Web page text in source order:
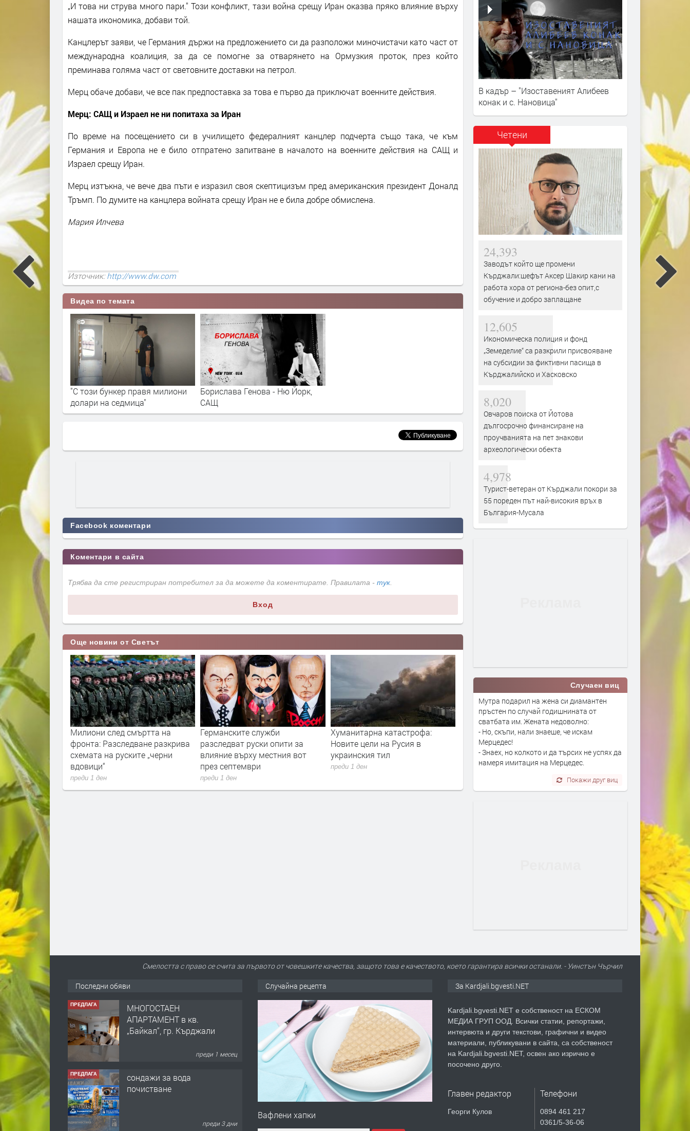
„И това ни струва много пари." Този конфликт, тази война срещу Иран оказва пряко влияние върху
нашата икономика, добави той.
Канцлерът заяви, че Германия държи на предложението си да разположи миночистачи като част от
международна коалиция, за да се помогне за отварянето на Ормузкия проток, през който
преминава голяма част от световните доставки на петрол.
Мерц обаче добави, че все пак предпоставка за това е първо да приключат военните действия.
Мерц: САЩ и Израел не ни попитаха за Иран
По време на посещението си в училището федералният канцлер подчерта също така, че към
Германия и Европа не е било отпратено запитване в началото на военните действия на САЩ и
Израел срещу Иран.
Мерц изтъкна, че вече два пъти е изразил своя скептицизъм пред американския президент Доналд
Тръмп. По думите на канцлера войната срещу Иран не е била добре обмислена.
Мария Илчева
Източник: http://www.dw.com
Видеа по темата
"С този бункер правя милиони
долари на седмица"
Борислава Генова - Ню Йорк,
САЩ
Facebook коментари
Коментари в сайта
Трябва да сте регистриран потребител за да можете да коментирате. Правилата - тук
Вход
Още новини от Светът
с пожарите
vs.
Милиони след смъртта на
фронта: Разследване разкрива
схемата на руските „черни
вдовици“
преди 1 ден
Германските служби
разследват руски опити за
влияние върху местния вот
през септември
преди 1 ден
Хуманитарна катастрофа:
Новите цели на Русия в
украинския тил
преди 1 ден
Дрон с експлозив е открит на
летището в Лайпциг
преди 1 ден
Сеута след трагедията:
трафикантите?
В кадър – "Изоставеният Алибеев
конак и с. Нановица"
Четени
24,393
Заводът който ще промени
Кърджали:шефът Аксер Шакир кани на
работа хора от региона-без опит,с
обучение и добро заплащане
12,605
Икономическа полиция и фонд
„Земеделие“ са разкрили присвояване
на субсидии за фиктивни пасища в
Кърджалийско и Хасковско
8,020
Овчаров поиска от Йотова
дългосрочно финансиране на
проучванията на пет знакови
археологически обекта
4,978
Турист-ветеран от Кърджали покори за
55 пореден път най-високия връх в
България-Мусала
Случаен виц
Мутра подарил на жена си диамантен
пръстен по случай годишнината от
сватбата им. Жената недоволно:
- Но, скъпи, нали знаеше, че искам
Мерцедес!
- Знаех, но колкото и да търсих не успях да
намеря имитация на Мерцедес.
Покажи друг виц
Смелостта с право се счита за първото от човешките качества, защото това е качеството, което гарантира всички останали. - Уинстън Чърчил
Последни обяви
ПРЕДЛАГА
МНОГОСТАЕН
АПАРТАМЕНТ в кв.
„Байкал“, гр. Кърджали
преди 1 месец
ПРЕДЛАГА
сондажи за вода
почистване
преди 3 дни
Случайна рецепта
Вафлени хапки
За Kardjali.bgvesti.NET
Kardjali.bgvesti.NET е собственост на ЕСКОМ
МЕДИА ГРУП ООД. Всички статии, репортажи,
интервюта и други текстови, графични и видео
материали, публикувани в сайта, са собственост
на Kardjali.bgvesti.NET, освен ако изрично е
посочено друго.
Главен редактор
Георги Кулов
Телефони
0894 461 217
0361/5-36-06